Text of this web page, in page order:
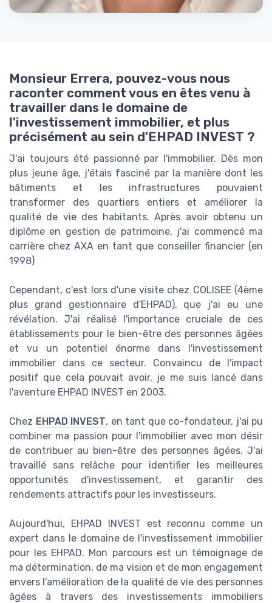
Monsieur Errera, pouvez-vous nous
raconter comment vous en êtes venu à
travailler dans le domaine de
l'investissement immobilier, et plus
précisément au sein d'EHPAD INVEST ?
J'ai toujours été passionné par l'immobilier. Dès mon
plus jeune âge, j'étais fasciné par la manière dont les
bâtiments et les infrastructures pouvaient
transformer des quartiers entiers et améliorer la
qualité de vie des habitants. Après avoir obtenu un
diplôme en gestion de patrimoine, j'ai commencé ma
carrière chez AXA en tant que conseiller financier (en
1998)
Cependant, c'est lors d'une visite chez COLISEE (4ème
plus grand gestionnaire d'EHPAD), que j'ai eu une
révélation. J'ai réalisé l'importance cruciale de ces
établissements pour le bien-être des personnes âgées
et vu un potentiel énorme dans l'investissement
immobilier dans ce secteur. Convaincu de l'impact
positif que cela pouvait avoir, je me suis lancé dans
l'aventure EHPAD INVEST en 2003.
Chez EHPAD INVEST, en tant que co-fondateur, j'ai pu
combiner ma passion pour l'immobilier avec mon désir
de contribuer au bien-être des personnes âgées. J'ai
travaillé sans relâche pour identifier les meilleures
opportunités d'investissement, et garantir des
rendements attractifs pour les investisseurs.
Aujourd'hui, EHPAD INVEST est reconnu comme un
expert dans le domaine de l'investissement immobilier
pour les EHPAD. Mon parcours est un témoignage de
ma détermination, de ma vision et de mon engagement
envers l'amélioration de la qualité de vie des personnes
âgées à travers des investissements immobiliers